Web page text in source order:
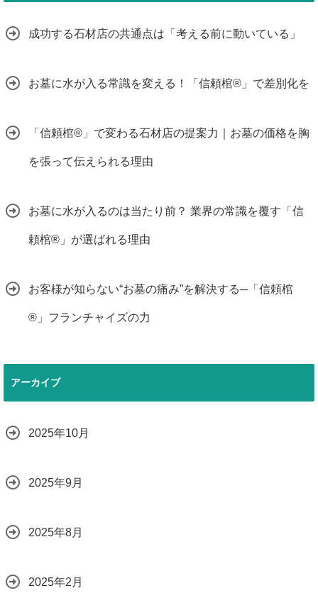
成功する石材店の共通点は「考える前に動いている」
お墓に水が入る常識を変える！「信頼棺®」で差別化を
「信頼棺®」で変わる石材店の提案力｜お墓の価格を胸
を張って伝えられる理由
お墓に水が入るのは当たり前？ 業界の常識を覆す「信
頼棺®」が選ばれる理由
お客様が知らない“お墓の痛み”を解決する─「信頼棺
®」フランチャイズの力
アーカイブ
2025年10月
2025年9月
2025年8月
2025年2月